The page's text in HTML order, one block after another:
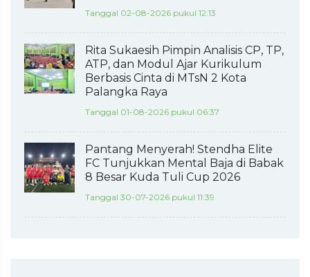
Tanggal 02-08-2026 pukul 12:13
Rita Sukaesih Pimpin Analisis CP, TP,
ATP, dan Modul Ajar Kurikulum
Berbasis Cinta di MTsN 2 Kota
Palangka Raya
Tanggal 01-08-2026 pukul 06:37
Pantang Menyerah! Stendha Elite
FC Tunjukkan Mental Baja di Babak
8 Besar Kuda Tuli Cup 2026
Tanggal 30-07-2026 pukul 11:39